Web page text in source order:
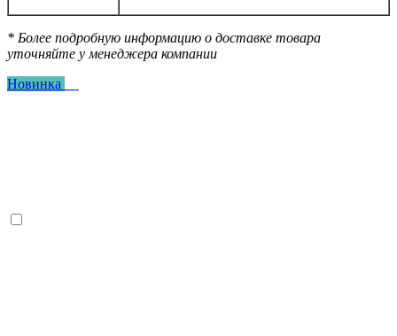
* Более подробную информацию о доставке товара
уточняйте у менеджера компании
Новинка